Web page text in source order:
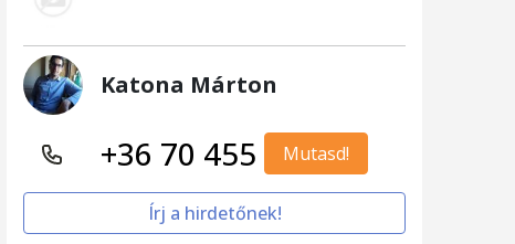
Katona Márton
+36 70 455 Mutasd!
Írj a hirdetőnek!